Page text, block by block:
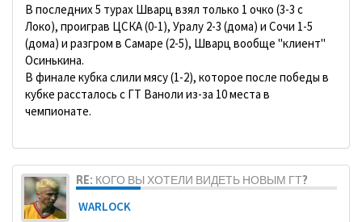
В последних 5 турах Шварц взял только 1 очко (3-3 с
Локо), проиграв ЦСКА (0-1), Уралу 2-3 (дома) и Сочи 1-5
(дома) и разгром в Самаре (2-5), Шварц вообще "клиент"
Осинькина.
В финале кубка слили мясу (1-2), которое после победы в
кубке рассталось с ГТ Ваноли из-за 10 места в
чемпионате.
RE: КОГО ВЫ ХОТЕЛИ ВИДЕТЬ НОВЫМ ГТ?
WARLOCK